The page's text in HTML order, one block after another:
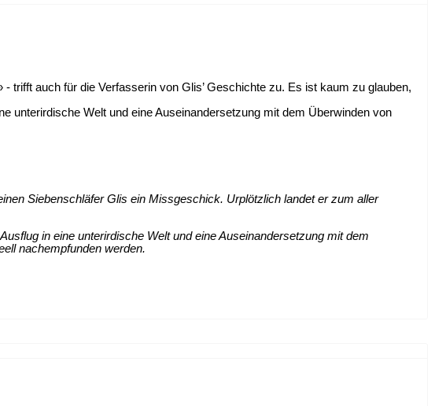
trifft auch für die Verfasserin von Glis’ Geschichte zu. Es ist kaum zu glauben,
unterirdische Welt und eine Auseinandersetzung mit dem Überwinden von
Siebenschläfer Glis ein Missgeschick. Urplötzlich landet er zum aller
in eine unterirdische Welt und eine Auseinandersetzung mit dem
nachempfunden werden.